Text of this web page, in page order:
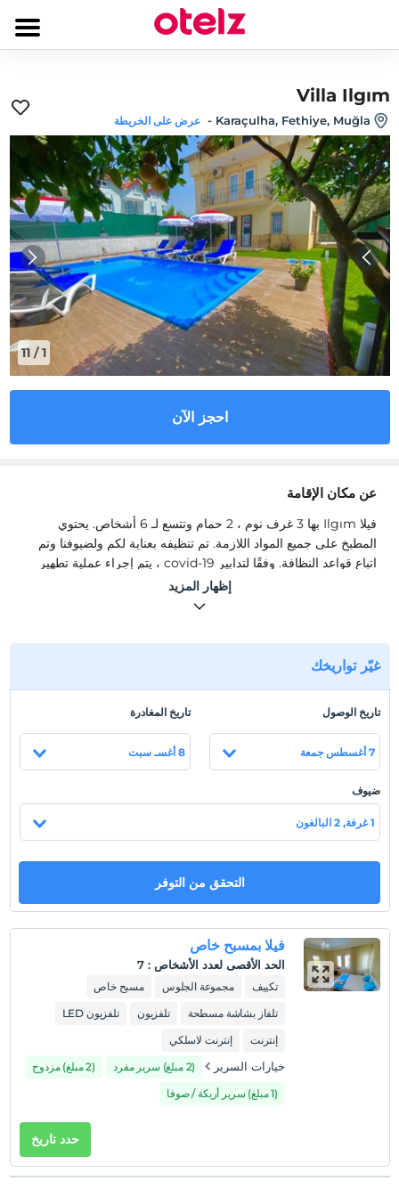
Villa Ilgım
Karaçulha, Fethiye, Muğla
- عرض على الخريطة
1
/
11
احجز الآن
عن مكان الإقامة
فيلا Ilgım بها 3 غرف نوم ، 2 حمام وتتسع لـ 6 أشخاص. يحتوي
المطبخ على جميع المواد اللازمة. تم تنظيفه بعناية لكم ولضيوفنا وتم
اتباع قواعد النظافة. وفقًا لتدابير covid-19 ، يتم إجراء عملية تطهير
تحتوي غرفة المعيشة على مجموعة جلوس ومكيف هواء وطاولة طعام
ثلاجة وغسالة ملابس في مطبخنا ، الذي يحتوي على جميع أدوات
المطبخ. يقدم لك جميع أدوات المطبخ مثل غسالة الصحون والغلاية
والأواني والمقالي.
يمكنك أن تجد العديد من الأشياء التي تبحث عنها في الفيلا الخاصة بنا.
لدينا مناشف وملاءات. يوجد 5 كراسي استلقاء للتشمس ووسائد
موقع
900 م للسوق ، 4 كم عن المطاعم والمركز ، 40 كم عن المطار. على
مسافة.
سياسات الفندق
التدخين
إظهار المزيد
غيّر تواريخك
تاريخ الوصول
7 أغسطس جمعة
تاريخ المغادرة
8 أغسـ سبت
ضيوف
1 غرفة, 2 البالغون
التحقق من التوفر
فيلا بمسبح خاص
الحد الأقصى لعدد الأشخاص :
7
تكييف مجموعة الجلوس
مسبح خاص
تلفاز بشاشة مسطحة
تلفزيون
تلفزيون LED
إنترنت
إنترنت لاسلكي
خيارات السرير (2 مبلغ) سرير مفرد
(2 مبلغ) مزدوج
(1 مبلغ) سرير أريكة / صوفا
حدد تاريخ